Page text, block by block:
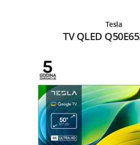
Tesla
TV QLED